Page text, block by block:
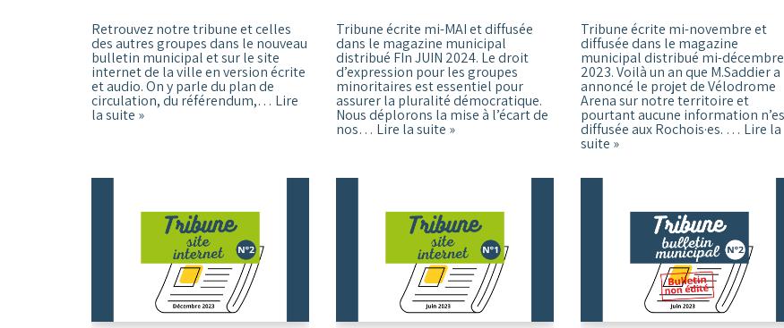
Retrouvez notre tribune et celles
des autres groupes dans le nouveau
bulletin municipal et sur le site
internet de la ville en version écrite
et audio. On y parle du plan de
circulation, du référendum,… Lire
la suite »
Tribune écrite mi-MAI et diffusée
dans le magazine municipal
distribué FIn JUIN 2024. Le droit
d’expression pour les groupes
minoritaires est essentiel pour
assurer la pluralité démocratique.
Nous déplorons la mise à l’écart de
nos… Lire la suite »
Tribune écrite mi-novembre et
diffusée dans le magazine
municipal distribué mi-décembre
2023. Voilà un an que M.Saddier a
annoncé le projet de Vélodrome
Arena sur notre territoire et
pourtant aucune information
diffusée aux Rochois·es. … Lire la
suite »